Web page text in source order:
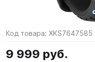
Акции
Код товара: XKS7647585
9 999 руб.